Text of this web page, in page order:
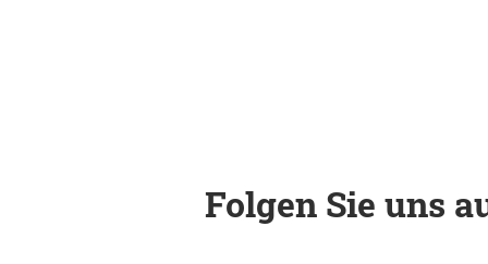
Folgen Sie uns